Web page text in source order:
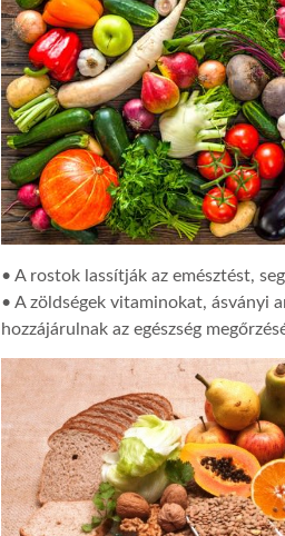
• A rostok lassítják az emésztést,
• A zöldségek vitaminokat, ásványi
hozzájárulnak az egészség